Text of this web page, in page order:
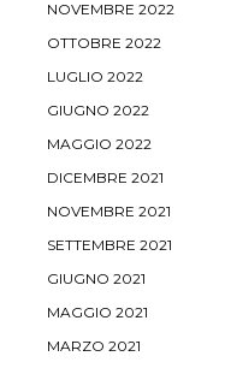
NOVEMBRE 2022
OTTOBRE 2022
LUGLIO 2022
GIUGNO 2022
MAGGIO 2022
DICEMBRE 2021
NOVEMBRE 2021
SETTEMBRE 2021
GIUGNO 2021
MAGGIO 2021
MARZO 2021